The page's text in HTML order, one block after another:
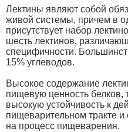
Лектины являют собой
живой системы, причем в
присутствует набор
шесть лектинов,
специфичности.
15% углеводов.
Высокое содержание
пищевую ценность белков,
высокую устойчивость к
пищеварительном тракте и
на процесс пищеварения.